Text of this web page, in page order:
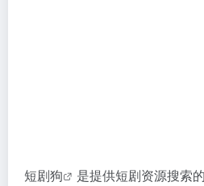
短剧狗
是提供短剧资源搜索